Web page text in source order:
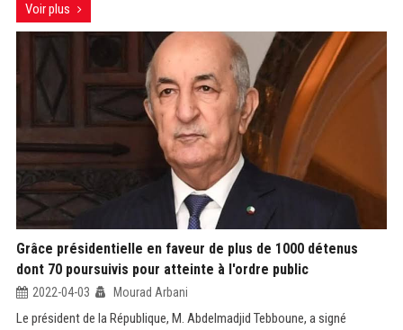
Voir plus
Grâce présidentielle en faveur de plus de 1000 détenus
dont 70 poursuivis pour atteinte à l'ordre public
2022-04-03 Mourad Arbani
Le président de la République, M. Abdelmadjid Tebboune, a signé